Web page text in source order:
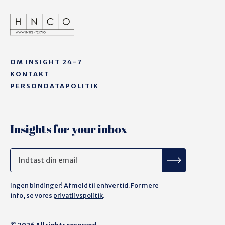
OM INSIGHT 24-7
KONTAKT
PERSONDATAPOLITIK
Insights for your inbox
Ingen bindinger! Afmeld til enhver tid. For mere
info, se vores privatlivspolitik.